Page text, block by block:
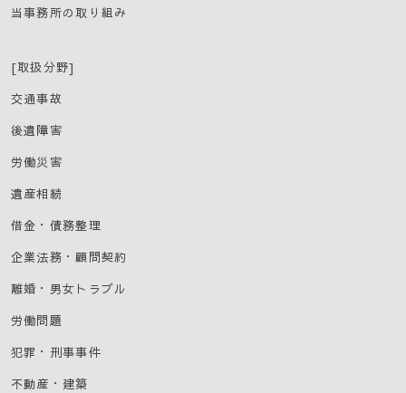
当事務所の取り組み
[取扱分野]
交通事故
後遺障害
労働災害
遺産相続
借金・債務整理
企業法務・顧問契約
離婚・男女トラブル
労働問題
犯罪・刑事事件
不動産・建築